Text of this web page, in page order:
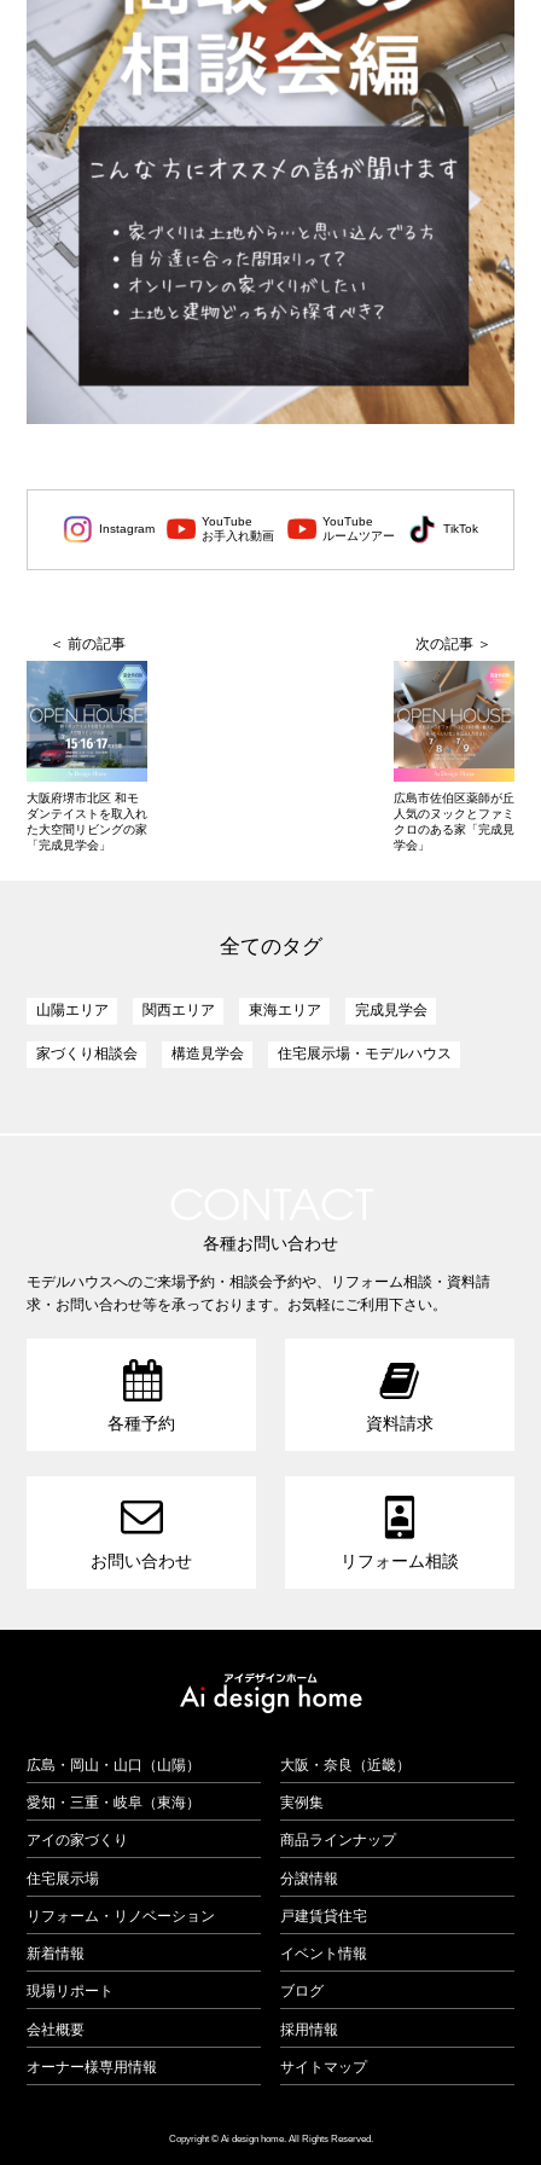
Instagram
YouTube
お手入れ動画
YouTube
ルームツアー
TikTok
大阪府堺市北区 和モ
ダンテイストを取入れ
た大空間リビングの家
「完成見学会」
広島市佐伯区薬師が丘
人気のヌックとファミ
クロのある家「完成見
学会」
全てのタグ
山陽エリア 関西エリア 東海エリア 完成見学会
家づくり相談会 構造見学会 住宅展示場・モデルハウス
各種お問い合わせ
モデルハウスへのご来場予約・相談会予約や、リフォーム相談・資料請
求・お問い合わせ等を承っております。お気軽にご利用下さい。

各種予約

資料請求

お問い合わせ

リフォーム相談
広島・岡山・山口（山陽） 大阪・奈良（近畿）
愛知・三重・岐阜（東海） 実例集
アイの家づくり 商品ラインナップ
住宅展示場 分譲情報
リフォーム・リノベーション 戸建賃貸住宅
新着情報 イベント情報
現場リポート ブログ
会社概要 採用情報
オーナー様専用情報 サイトマップ
Copyright © Ai design home. All Rights Reserved.